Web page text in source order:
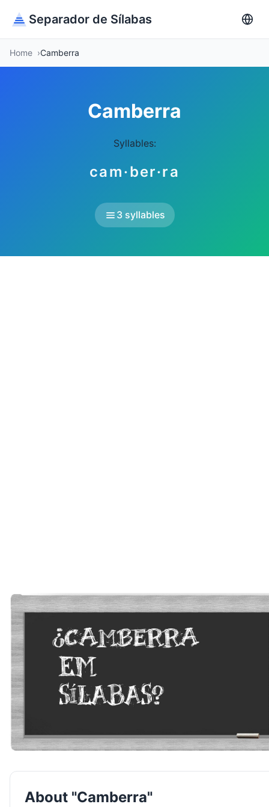
Separador de Sílabas
Home Camberra
Camberra
Syllables:
cam·ber·ra
3 syllables
About "Camberra"